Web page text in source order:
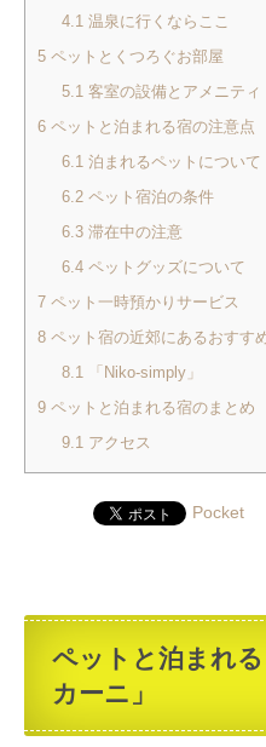
4.1 温泉に行くならここ
5 ペットとくつろぐお部屋
5.1 客室の設備とアメニティ
6 ペットと泊まれる宿の注意点
6.1 泊まれるペットについて
6.2ペット宿泊の条件
6.3滞在中の注意
6.4ペットグッズについて
7 ペット一時預かりサービス
8 ペット宿の近郊にあるおすす
8.1
「Niko-simply」
9 ペットと泊まれる宿のまとめ
9.1 アクセス
Pocket
ペットと泊まれ
カーニ」